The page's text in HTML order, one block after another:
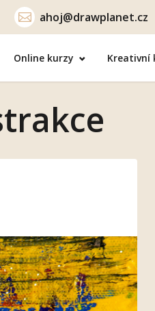
ahoj@drawplanet.cz
Online kurzy Kreativní